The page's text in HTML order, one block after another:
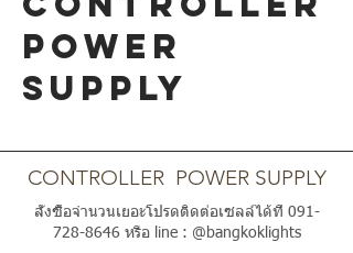
POWER
SUPPLY
CONTROLLER POWER SUPPLY
สั่งซื้อจำนวนเยอะโปรดติดต่อเซลล์ได้ที่ 091-
728-8646หรือ line : @bangkoklights